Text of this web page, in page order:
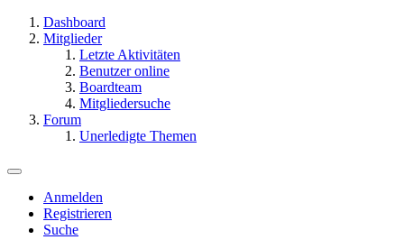
Dashboard
Mitglieder
Letzte Aktivitäten
Benutzer online
Boardteam
Mitgliedersuche
Forum
Unerledigte Themen
Anmelden
Registrieren
Suche